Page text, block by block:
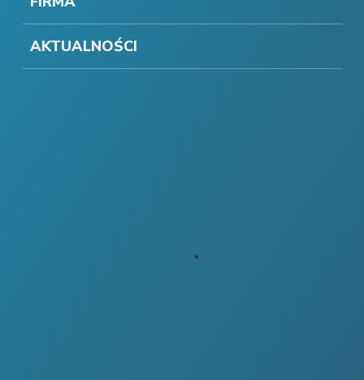
AKTUALNOŚCI